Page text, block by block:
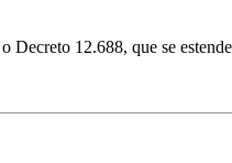
12.688, que se